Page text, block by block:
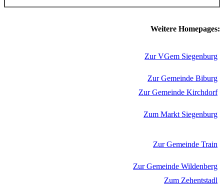
Weitere Homepages:
Zur VGem Siegenburg
Zur Gemeinde Biburg
Zur Gemeinde Kirchdorf
Zum Markt Siegenburg
Zur Gemeinde Train
Zur Gemeinde Wildenberg
Zum Zehentstadl